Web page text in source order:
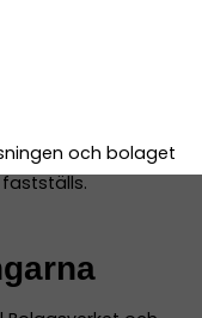
och bolaget